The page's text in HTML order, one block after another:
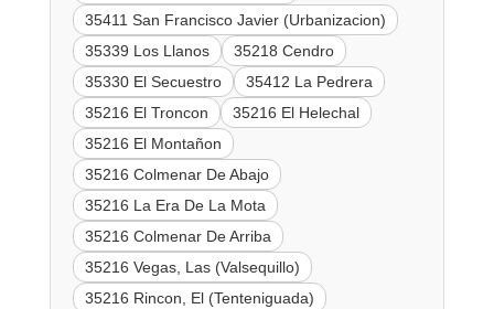
35411 San Francisco Javier (Urbanizacion)
35339 Los Llanos
35218 Cendro
35330 El Secuestro
35412 La Pedrera
35216 El Troncon
35216 El Helechal
35216 El Montañon
35216 Colmenar De Abajo
35216 La Era De La Mota
35216 Colmenar De Arriba
35216 Vegas, Las (Valsequillo)
35216 Rincon, El (Tenteniguada)